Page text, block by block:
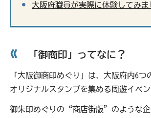
大阪府職員が実際に体験してみま
「御商印」ってなに？
「大阪御商印めぐり」は、大阪府内6つ
オリジナルスタンプを集める周遊イベン
御朱印めぐりの“商店街版”のような企